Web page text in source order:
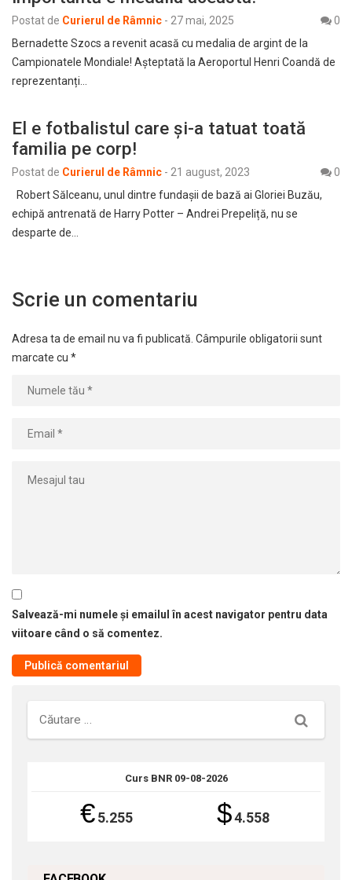
Postat de Curierul de Râmnic - 27 mai, 2025
0
Bernadette Szocs a revenit acasă cu medalia de argint de la
Campionatele Mondiale! Așteptată la Aeroportul Henri Coandă de
reprezentanți…
El e fotbalistul care și-a tatuat toată
familia pe corp!
Postat de Curierul de Râmnic - 21 august, 2023
0
Robert Sălceanu, unul dintre fundașii de bază ai Gloriei Buzău,
echipă antrenată de Harry Potter – Andrei Prepeliță, nu se
desparte de…
Scrie un comentariu
Adresa ta de email nu va fi publicată. Câmpurile obligatorii sunt
marcate cu *
Salvează-mi numele și emailul în acest navigator pentru data
viitoare când o să comentez.
Căutare
Curs BNR 09-08-2026
€5.255 $4.558